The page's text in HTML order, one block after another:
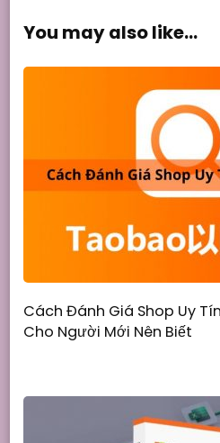
You may also like...
Cách Đánh Giá Shop Uy
Cho Người Mới Nên Biết